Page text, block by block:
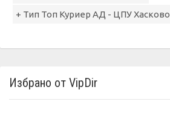
+ Тип Топ Куриер АД - ЦПУ Хасково
Избрано от VipDir